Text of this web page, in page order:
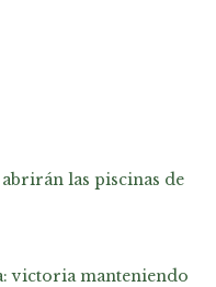
las piscinas de
victoria manteniendo